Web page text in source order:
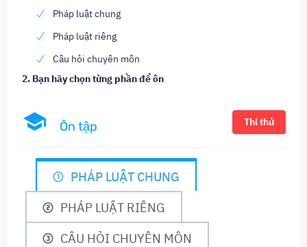
Pháp luật chung
Pháp luật riêng
Câu hỏi chuyên môn
2. Bạn hãy chọn từng phần để ôn
Ôn tập Thi thử
PHÁP LUẬT CHUNG
PHÁP LUẬT RIÊNG
CÂU HỎI CHUYÊN MÔN